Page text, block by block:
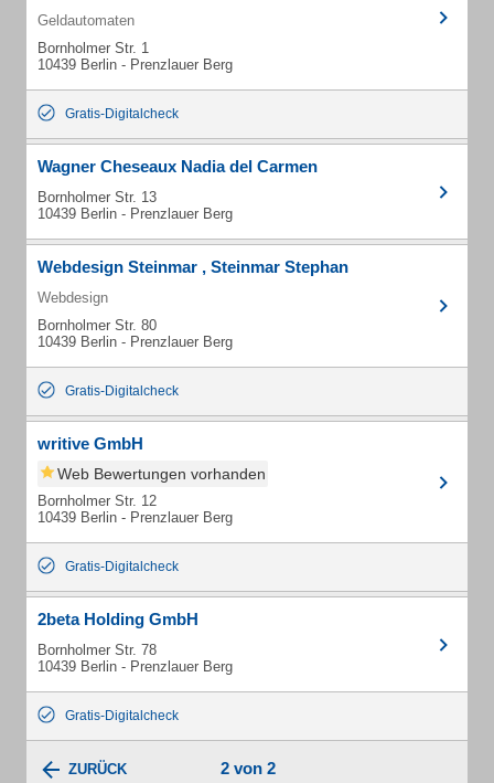
Geldautomaten
Bornholmer Str. 1
10439 Berlin - Prenzlauer Berg
Gratis-Digitalcheck
Wagner Cheseaux Nadia del Carmen
Bornholmer Str. 13
10439 Berlin - Prenzlauer Berg
Webdesign Steinmar , Steinmar Stephan
Webdesign
Bornholmer Str. 80
10439 Berlin - Prenzlauer Berg
Gratis-Digitalcheck
writive GmbH
Web Bewertungen vorhanden
Bornholmer Str. 12
10439 Berlin - Prenzlauer Berg
Gratis-Digitalcheck
2beta Holding GmbH
Bornholmer Str. 78
10439 Berlin - Prenzlauer Berg
Gratis-Digitalcheck
ZURÜCK 2 von 2